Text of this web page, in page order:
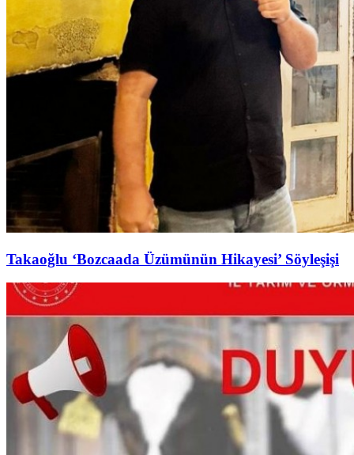
Takaoğlu ‘Bozcaada Üzümünün Hikayesi’ Söyleşişi